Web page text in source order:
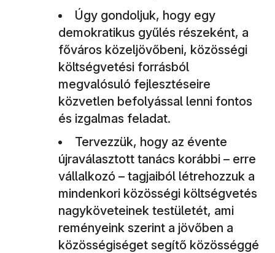
Úgy gondoljuk, hogy egy
demokratikus gyűlés részeként, a
főváros közeljövőbeni, közösségi
költségvetési forrásból
megvalósuló fejlesztéseire
közvetlen befolyással lenni fontos
és izgalmas feladat.
Tervezzük, hogy az évente
újraválasztott tanács korábbi – erre
vállalkozó – tagjaiból létrehozzuk a
mindenkori közösségi költségvetés
nagyköveteinek testületét, ami
reményeink szerint a jövőben a
közösségiséget segítő közösséggé